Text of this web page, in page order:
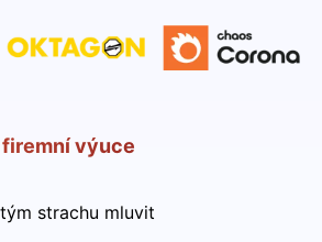
výuce
strachu mluvit